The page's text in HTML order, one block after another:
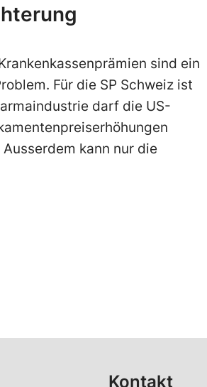
sind ein
Für die SP Schweiz ist
darf die US-
kann nur die
Kontakt